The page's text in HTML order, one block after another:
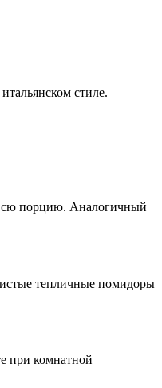
стиле.
порцию. Аналогичный
тепличные помидоры
при комнатной